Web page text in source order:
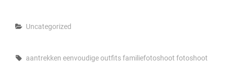
Categories
Uncategorized
Tags,
aantrekken eenvoudige outfitsfamiliefotoshoot fotoshoot